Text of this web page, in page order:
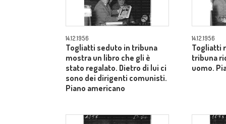
14.12.1956
Togliatti seduto in tribuna
mostra un libro che gli è
stato regalato. Dietro di lui ci
sono dei dirigenti comunisti.
Piano americano
14.12.1956
Togliatti
tribuna
uomo.